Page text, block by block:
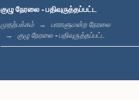
குழு நேரலை - பதிவுருத்தப்பட்ட
முதற்பக்கம்
பாராளுமன்ற நேரலை
குழு நேரலை - பதிவுருத்தப்பட்ட